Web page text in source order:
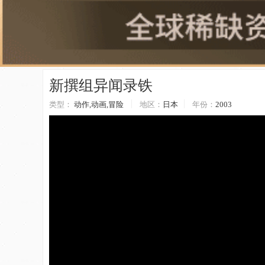
新撰组异闻录铁
类型： 动作,动画,冒险 地区： 日本 年份： 2003